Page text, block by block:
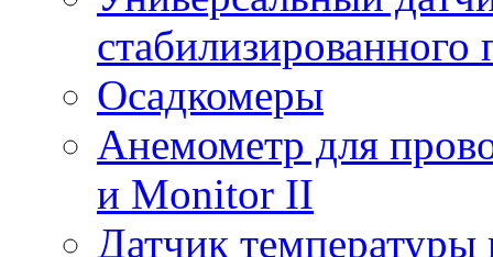
стабилизированного
Осадкомеры
Анемометр для
и Monitor II
Датчик температуры